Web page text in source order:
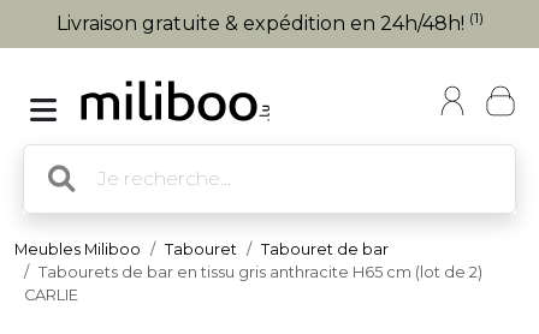
Livraison gratuite & expédition en 24h/48h! (1)
Meubles Miliboo Tabouret
Tabouret de bar
Tabourets de bar en tissu gris anthracite H65 cm (lot de 2)
CARLIE